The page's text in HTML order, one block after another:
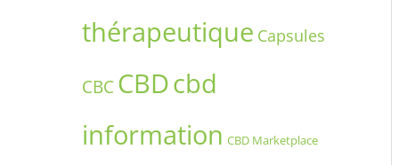
thérapeutique Capsules
CBC CBDcbd
information CBD Marketplace